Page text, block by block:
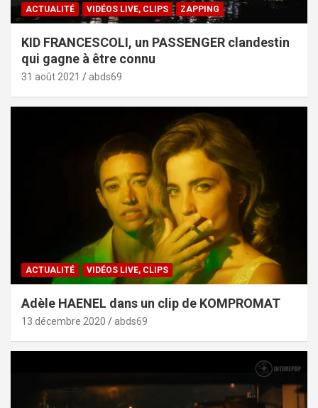
ACTUALITÉ VIDÉOS LIVE, CLIPS ZAPPING
KID FRANCESCOLI, un PASSENGER clandestin
qui gagne à être connu
31 août 2021 abds69
ACTUALITÉ VIDÉOS LIVE, CLIPS
Adèle HAENEL dans un clip de KOMPROMAT
13 décembre 2020 abds69